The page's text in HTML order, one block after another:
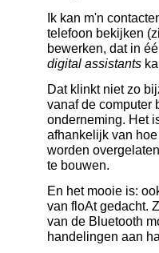
Ik kan m'n
telefoon bekijken
bewerken, dat in
digital assistants
Dat klinkt niet zo
vanaf de computer
onderneming. Het
afhankelijk van
worden
te bouwen.
En het mooie is:
van floAt gedacht.
van de Bluetooth
handelingen aan